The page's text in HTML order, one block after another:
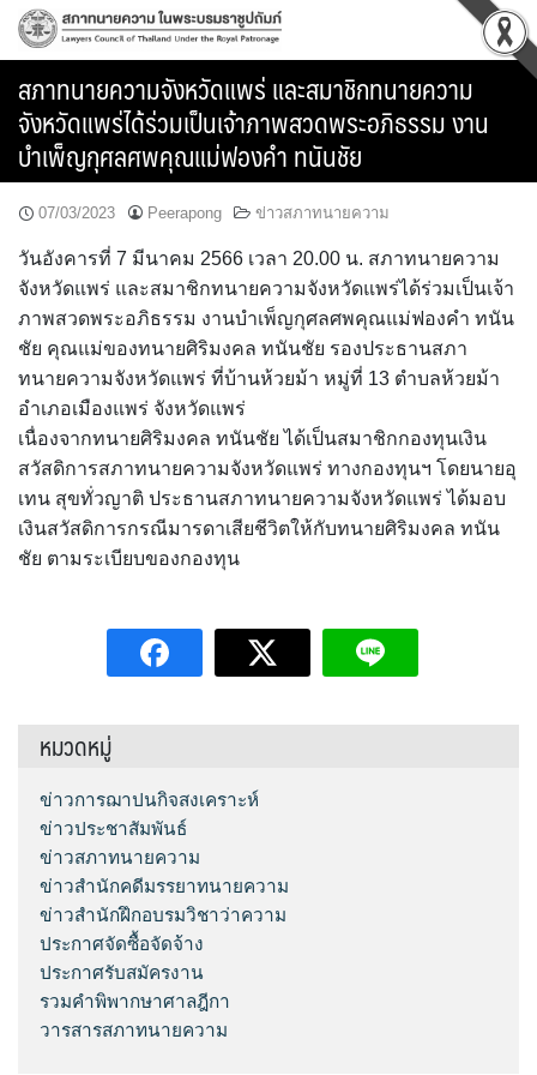
Skip
สภาทนายความจังหวัดแพร่ และสมาชิกทนายความ
จังหวัดแพร่ได้ร่วมเป็นเจ้าภาพสวดพระอภิธรรม งาน
บำเพ็ญกุศลศพคุณแม่ฟองคำ ทนันชัย
07/03/2023 Peerapong ข่าวสภาทนายความ
วันอังคารที่ 7 มีนาคม 2566 เวลา 20.00 น. สภาทนายความ
จังหวัดแพร่ และสมาชิกทนายความจังหวัดแพร่ได้ร่วมเป็นเจ้า
ภาพสวดพระอภิธรรม งานบำเพ็ญกุศลศพคุณแม่ฟองคำ ทนัน
ชัย คุณแม่ของทนายศิริมงคล ทนันชัย รองประธานสภา
ทนายความจังหวัดแพร่ ที่บ้านห้วยม้า หมู่ที่ 13 ตำบลห้วยม้า
อำเภอเมืองแพร่ จังหวัดแพร่
เนื่องจากทนายศิริมงคล ทนันชัย ได้เป็นสมาชิกกองทุนเงิน
สวัสดิการสภาทนายความจังหวัดแพร่ ทางกองทุนฯ โดยนายอุ
เทน สุขทั่วญาติ ประธานสภาทนายความจังหวัดแพร่ ได้มอบ
เงินสวัสดิการกรณีมารดาเสียชีวิตให้กับทนายศิริมงคล ทนัน
ชัย ตามระเบียบของกองทุน
หมวดหมู่
ข่าวการฌาปนกิจสงเคราะห์
ข่าวประชาสัมพันธ์
ข่าวสภาทนายความ
ข่าวสำนักคดีมรรยาทนายความ
ข่าวสำนักฝึกอบรมวิชาว่าความ
ประกาศจัดซื้อจัดจ้าง
ประกาศรับสมัครงาน
รวมคำพิพากษาศาลฎีกา
วารสารสภาทนายความ